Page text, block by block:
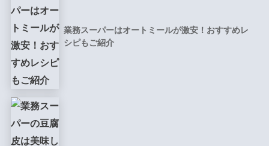
業務スーパーはオートミールが激安！おすすめレ
シピもご紹介